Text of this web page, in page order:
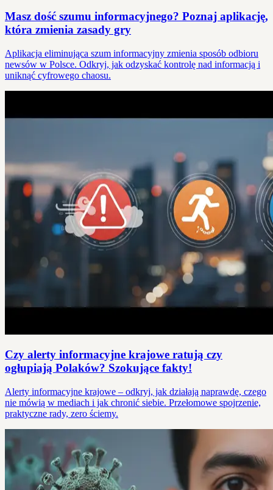
Masz dość szumu informacyjnego? Poznaj aplikację,
która zmienia zasady gry
Aplikacja eliminująca szum informacyjny zmienia sposób odbioru
newsów w Polsce. Odkryj, jak odzyskać kontrolę nad informacją i
uniknąć cyfrowego chaosu.
Czy alerty informacyjne krajowe ratują czy
ogłupiają Polaków? Szokujące fakty!
Alerty informacyjne krajowe – odkryj, jak działają naprawdę, czego
nie mówią w mediach i jak chronić siebie. Przełomowe spojrzenie,
praktyczne rady, zero ściemy.